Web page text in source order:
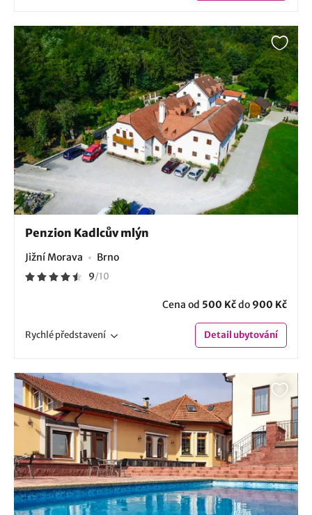
Penzion Kadlcův mlýn
Jižní Morava Brno
9/10
Cena od 500 Kčdo 900 Kč
Rychlépředstavení Detailubytování